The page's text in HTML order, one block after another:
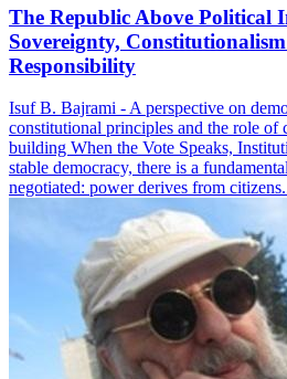
The Republic Above Political
Sovereignty,
Responsibility
Isuf B. Bajrami - A perspective on
constitutional principles and the role of
building When the Vote Speaks,
stable democracy, there is a
negotiated: power derives from